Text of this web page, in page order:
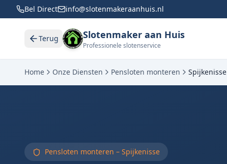
Bel Direct info@slotenmakeraanhuis.nl
Terug Slotenmaker aan Huis
Professionele slotenservice
Home Onze Diensten Pensloten monteren Spijkenisse
Pensloten monteren – Spijkenisse